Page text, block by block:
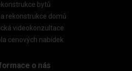
bytů
rekonstrukce domů
videokonzultace
cenových nabídek
o nás